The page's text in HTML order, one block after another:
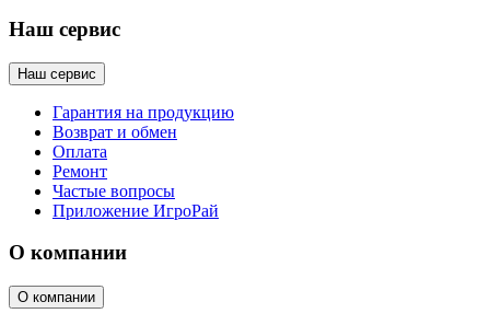
Наш сервис
Наш сервис
Гарантия на продукцию
Возврат и обмен
Оплата
Ремонт
Частые вопросы
Приложение ИгроРай
О компании
О компании